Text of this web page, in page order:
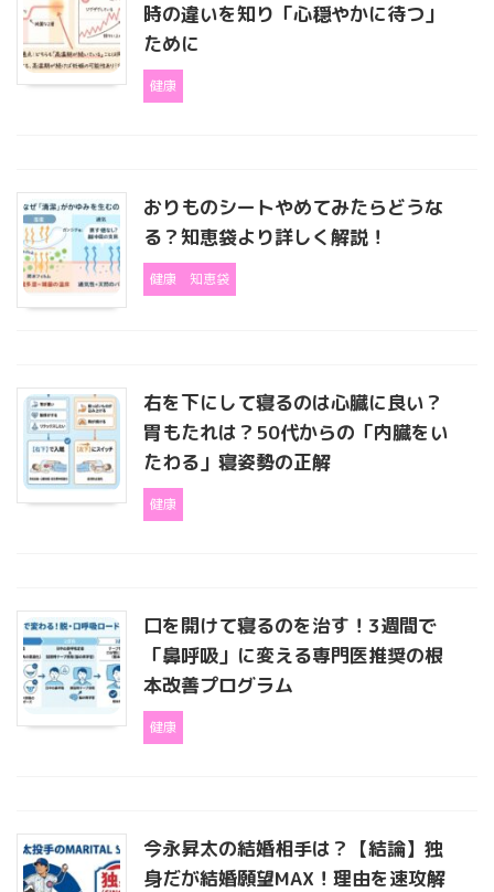
時の違いを知り「心穏やかに待つ」
ために
健康
おりものシートやめてみたらどうな
る？知恵袋より詳しく解説！
健康 知恵袋
右を下にして寝るのは心臓に良い？
胃もたれは？50代からの「内臓をい
たわる」寝姿勢の正解
健康
口を開けて寝るのを治す！3週間で
「鼻呼吸」に変える専門医推奨の根
本改善プログラム
健康
今永昇太の結婚相手は？【結論】独
身だが結婚願望MAX！理由を速攻解